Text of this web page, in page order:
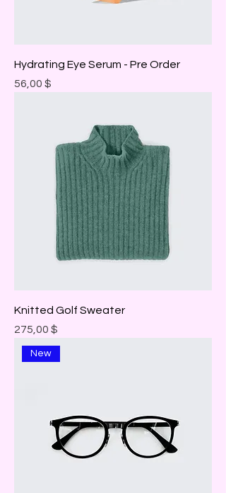
Hydrating Eye Serum - Pre Order
Prix
56,00 $
Knitted Golf Sweater
Prix
275,00 $
New